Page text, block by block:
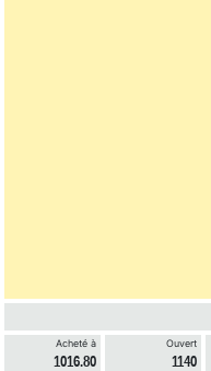
Acheté à
1016.80
Ouvert
1140